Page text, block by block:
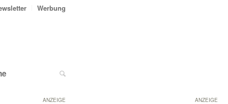
ANZEIGE
Werbung
ANZEIGE